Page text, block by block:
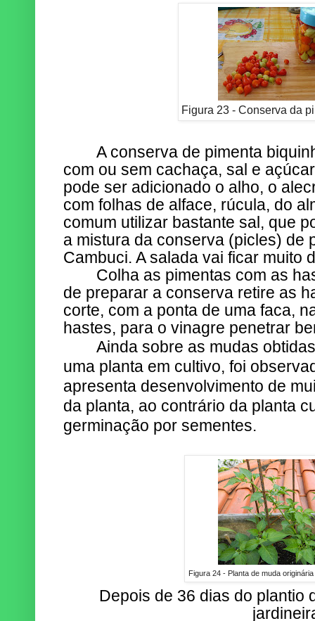
Figura 23 - Conserva da
A conserva de pimenta
com ou sem cachaça, sal e
pode ser adicionado o alho, o
com folhas de alface, rúcula, do
comum utilizar bastante sal, que
a mistura da conserva (picles) de
Cambuci. A salada vai ficar muito
Colha as pimentas com as
de preparar a conserva retire as
corte, com a ponta de uma faca,
hastes, para o vinagre penetrar
Ainda sobre as mudas
uma planta em cultivo, foi
apresenta desenvolvimento de
da planta, ao contrário da planta
germinação por sementes.
Figura 24 - Planta de muda
Depois de 36 dias do plantio